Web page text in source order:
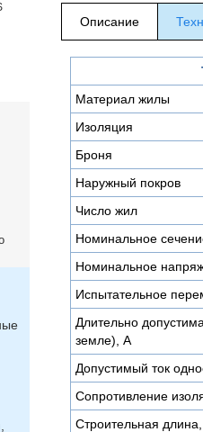
Описание
Материал жилы
Изоляция
Броня
Наружный покров
Число жил
Номинальное
Номинальное
Испытательное
Длительно
земле), А
Допустимый ток
Сопротивление
Строительная